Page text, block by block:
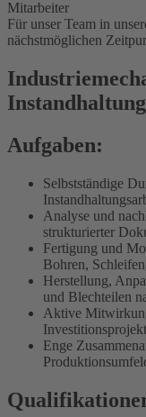
Mitarbeiter
Für unser Team in
nächstmöglichen
Instandhaltung
Aufgaben:
Selbstständige
Analyse und
strukturierter
Fertigung und
Bohren,
Herstellung,
und Blechteilen
Aktive
Enge